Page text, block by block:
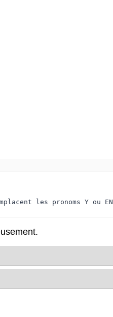
les pronoms Y ou EN